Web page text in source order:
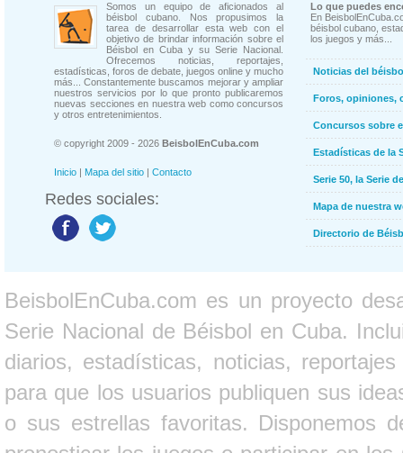
Somos un equipo de aficionados al
béisbol cubano. Nos propusimos la
tarea de desarrollar esta web con el
objetivo de brindar información sobre el
Béisbol en Cuba y su Serie Nacional.
Ofrecemos noticias, reportajes,
estadísticas, foros de debate, juegos online y mucho
más... Constantemente buscamos mejorar y ampliar
nuestros servicios por lo que pronto publicaremos
nuevas secciones en nuestra web como concursos
y otros entretenimientos.
© copyright 2009 - 2026 BeisbolEnCuba.com
Inicio | Mapa del sitio | Contacto
Redes sociales:
Lo que puedes
En
béisbol cubano,
los juegos y más...
Noticias del
Foros, opiniones,
Concursos sobre
Estadísticas de la
Serie 50, la Serie
Mapa de nuestra
Directorio de
BeisbolEnCuba.com es un proyecto
Serie Nacional de Béisbol en Cuba.
diarios, estadísticas, noticias,
para que los usuarios publiquen sus
o sus estrellas favoritas. Disponemos